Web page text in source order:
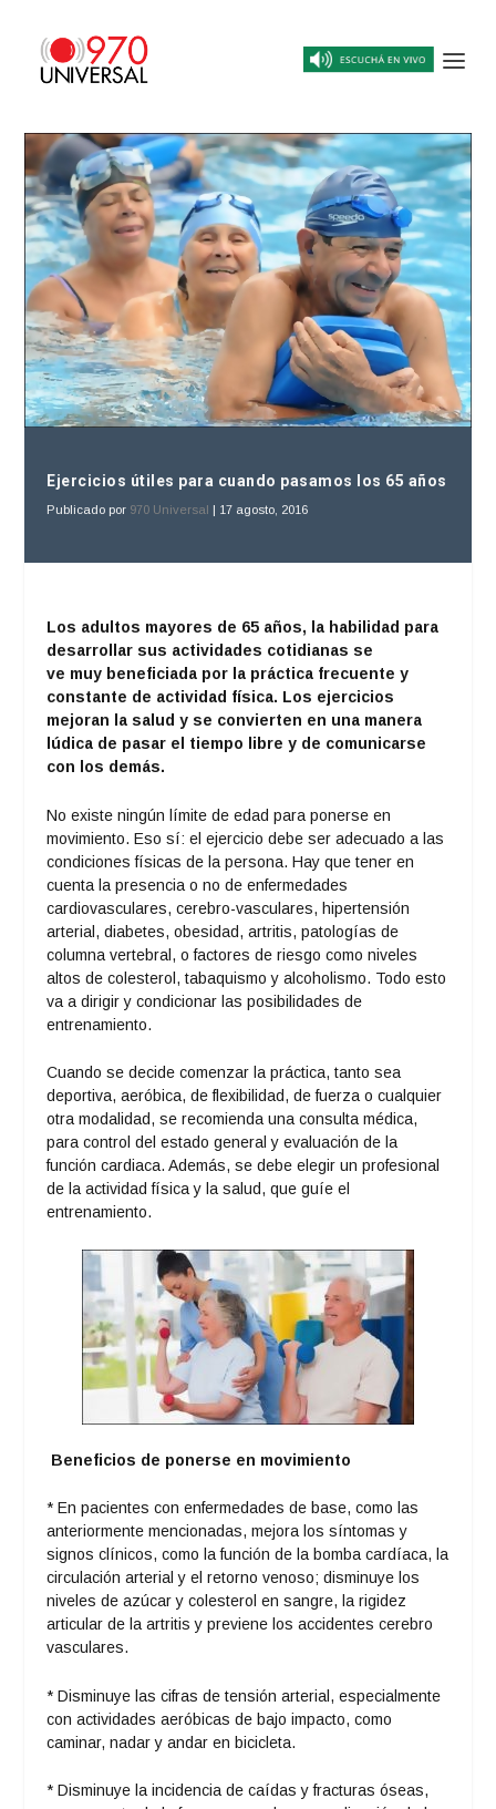
Ejercicios útiles para cuando pasamos los 65 años
Publicado por 970 Universal 17 agosto, 2016
Los adultos mayores de 65 años, la habilidad para
desarrollar sus actividades cotidianas se
ve muy beneficiada por la práctica frecuente y
constante de actividad física. Los ejercicios
mejoran la salud y se convierten en una manera
lúdica de pasar el tiempo libre y de comunicarse
con los demás.
No existe ningún límite de edad para ponerse en
movimiento. Eso sí: el ejercicio debe ser adecuado a las
condiciones físicas de la persona. Hay que tener en
cuenta la presencia o no de enfermedades
cardiovasculares, cerebro-vasculares, hipertensión
arterial, diabetes, obesidad, artritis, patologías de
columna vertebral, o factores de riesgo como niveles
altos de colesterol, tabaquismo y alcoholismo. Todo esto
va a dirigir y condicionar las posibilidades de
entrenamiento.
Cuando se decide comenzar la práctica, tanto sea
deportiva, aeróbica, de flexibilidad, de fuerza o cualquier
otra modalidad, se recomienda una consulta médica,
para control del estado general y evaluación de la
función cardiaca. Además, se debe elegir un profesional
de la actividad física y la salud, que guíe el
entrenamiento.
Beneficios de ponerse en movimiento
* En pacientes con enfermedades de base, como las
anteriormente mencionadas, mejora los síntomas y
signos clínicos, como la función de la bomba cardíaca, la
circulación arterial y el retorno venoso; disminuye los
niveles de azúcar y colesterol en sangre, la rigidez
articular de la artritis y previene los accidentes cerebro
vasculares.
* Disminuye las cifras de tensión arterial, especialmente
con actividades aeróbicas de bajo impacto, como
caminar, nadar y andar en bicicleta.
* Disminuye la incidencia de caídas y fracturas óseas,